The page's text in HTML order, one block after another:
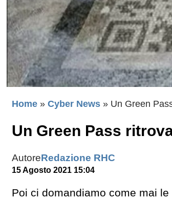
Home » Cyber News » Un Green
Un Green Pass
AutoreRedazione RHC
15 Agosto 2021 15:04
Poi ci domandiamo come mai